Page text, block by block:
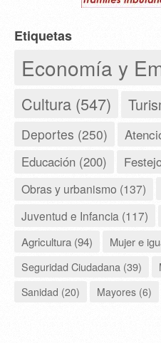
Etiquetas
Economía y
Cultura (547)
Deportes (250)
Educación (200)
Obras y urbanismo (137)
Juventud e Infancia (117)
Agricultura (94)
Mujer e
Seguridad Ciudadana (39)
Sanidad (20)
Mayores (6)